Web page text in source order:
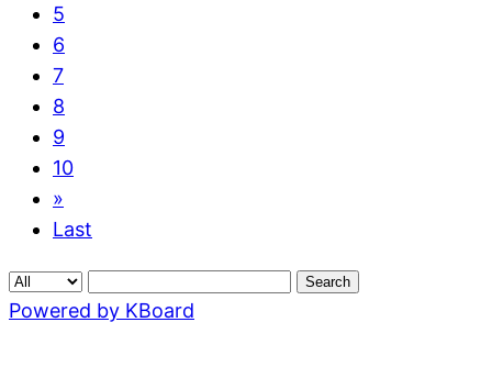
5
6
7
8
9
10
»
Last
Search
Powered by KBoard